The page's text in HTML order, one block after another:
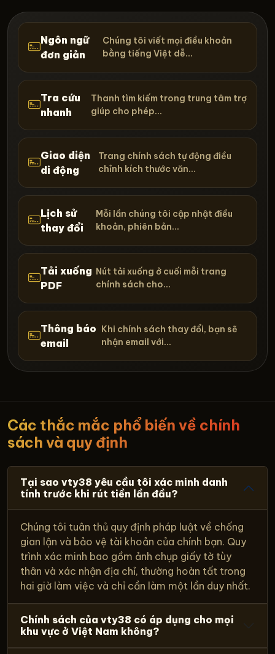
Ngôn ngữ
đơn giản
Chúng tôi viết mọi điều khoản
bằng tiếng Việt dễ...
Tra cứu
nhanh
Thanh tìm kiếm trong trung tâm trợ
giúp cho phép...
Giao diện
di động
Trang chính sách tự động điều
chỉnh kích thước văn...
Lịch sử
thay đổi
Mỗi lần chúng tôi cập nhật điều
khoản, phiên bản...
Tải xuống
PDF
Nút tải xuống ở cuối mỗi trang
chính sách cho...
Thông báo
email
Khi chính sách thay đổi, bạn sẽ
nhận email với...
Các thắc mắc phổ biến về chính
sách và quy định
Tại sao vty38 yêu cầu tôi xác minh danh
tính trước khi rút tiền lần đầu?
Chúng tôi tuân thủ quy định pháp luật về chống
gian lận và bảo vệ tài khoản của chính bạn. Quy
trình xác minh bao gồm ảnh chụp giấy tờ tùy
thân và xác nhận địa chỉ, thường hoàn tất trong
hai giờ làm việc và chỉ cần làm một lần duy nhất.
Chính sách của vty38 có áp dụng cho mọi
khu vực ở Việt Nam không?